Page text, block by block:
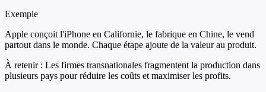
Exemple
Apple conçoit l'iPhone en Californie, le fabrique en Chine, le vend
partout dans le monde. Chaque étape ajoute de la valeur au produit.
À retenir : Les firmes transnationales fragmentent la production dans
plusieurs pays pour réduire les coûts et maximiser les profits.